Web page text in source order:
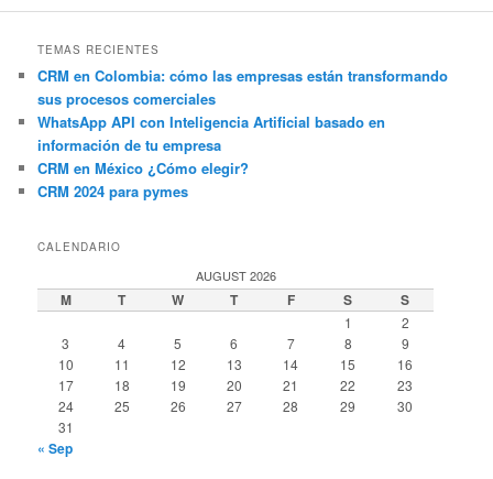
TEMAS RECIENTES
CRM en Colombia: cómo las empresas están transformando
sus procesos comerciales
WhatsApp API con Inteligencia Artificial basado en
información de tu empresa
CRM en México ¿Cómo elegir?
CRM 2024 para pymes
CALENDARIO
AUGUST 2026
M T W T F S S
1
2
3
4 5 6 7 8
9
10
11 12 13 14 15
16
17
18 19 20 21 22
23
24
25 26 27 28 29
30
31
« Sep